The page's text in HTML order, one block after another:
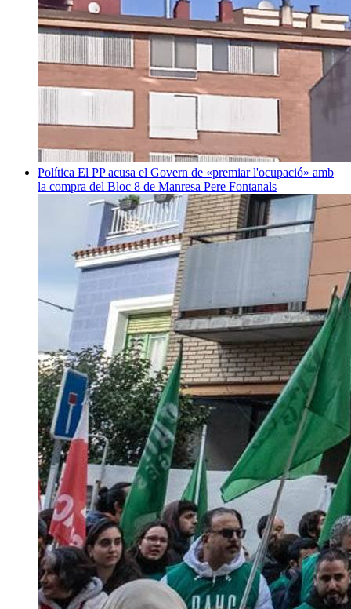
Política El PP acusa el Govern de «premiar l'ocupació» amb
la compra del Bloc 8 de Manresa Pere Fontanals